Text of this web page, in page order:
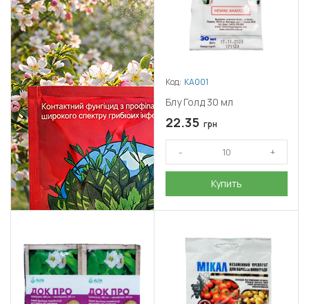
Код: КА001
Блу Голд 30 мл
22.35 грн
Купить